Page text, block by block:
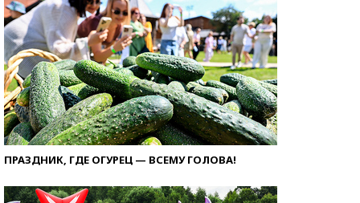
ПРАЗДНИК, ГДЕ ОГУРЕЦ — ВСЕМУ ГОЛОВА!